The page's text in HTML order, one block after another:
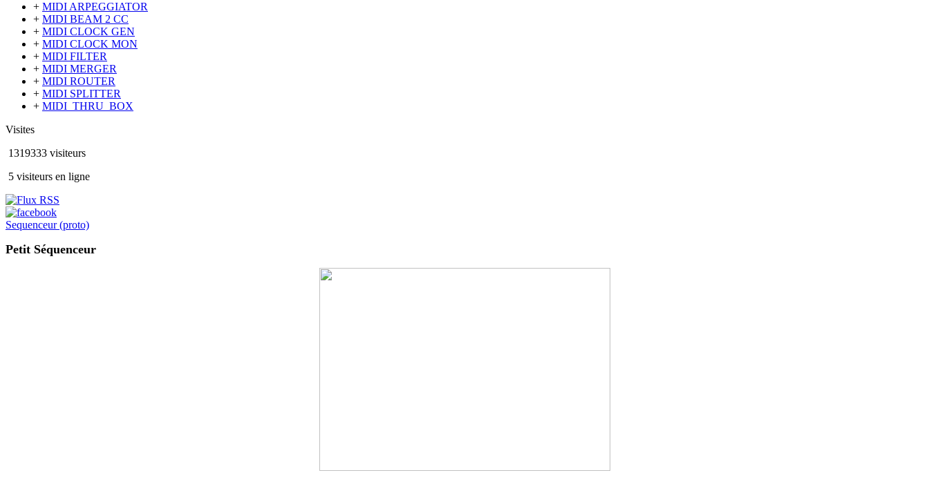
+ MIDI ARPEGGIATOR
+ MIDI BEAM 2 CC
+ MIDI CLOCK GEN
+ MIDI CLOCK MON
+ MIDI FILTER
+ MIDI MERGER
+ MIDI ROUTER
+ MIDI SPLITTER
+ MIDI_THRU_BOX
Visites
1319333 visiteurs
5 visiteurs en ligne
Sequenceur (proto)
Petit Séquenceur